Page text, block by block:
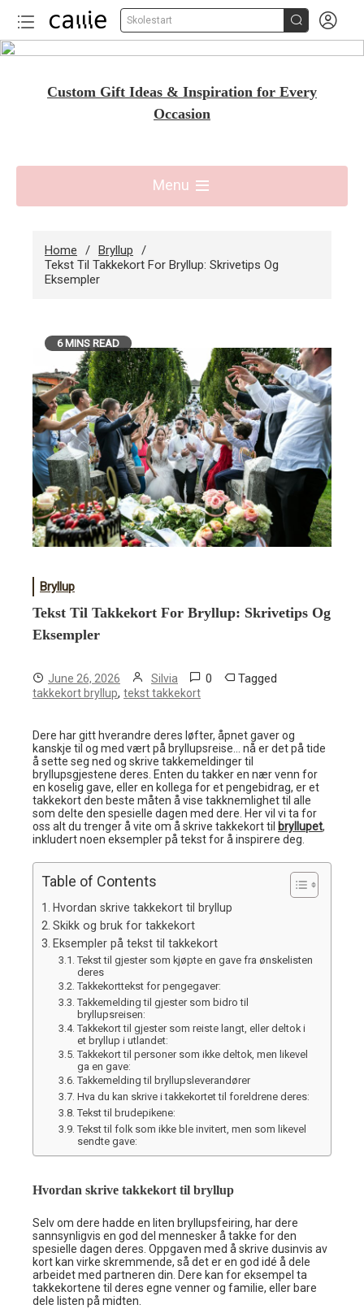
Skolestart  
contentCustom Gift Ideas & Inspiration for Every
Occasion
Menu
Home
Bryllup
Tekst Til Takkekort For Bryllup: Skrivetips Og
Eksempler
6 MINS READ
Bryllup
Tekst Til Takkekort For Bryllup: Skrivetips Og
Eksempler
June 26, 2026 Silvia 0 Tagged
takkekort bryllup, tekst takkekort
Dere har gitt hverandre deres løfter, åpnet gaver og
kanskje til og med vært på bryllupsreise… nå er det på tide
å sette seg ned og skrive takkemeldinger til
bryllupsgjestene deres. Enten du takker en nær venn for
en koselig gave, eller en kollega for et pengebidrag, er et
takkekort den beste måten å vise takknemlighet til alle
som delte den spesielle dagen med dere. Her vil vi ta for
oss alt du trenger å vite om å skrive takkekort til bryllupet,
inkludert noen eksempler på tekst for å inspirere deg.
Table of Contents
Hvordan skrive takkekort til bryllup
Skikk og bruk for takkekort
Eksempler på tekst til takkekort
Tekst til gjester som kjøpte en gave fra ønskelisten
deres
Takkekorttekst for pengegaver:
Takkemelding til gjester som bidro til
bryllupsreisen:
Takkekort til gjester som reiste langt, eller deltok i
et bryllup i utlandet:
Takkekort til personer som ikke deltok, men likevel
ga en gave:
Takkemelding til bryllupsleverandører
Hva du kan skrive i takkekortet til foreldrene deres:
Tekst til brudepikene:
Tekst til folk som ikke ble invitert, men som likevel
sendte gave:
Hvordan skrive takkekort til bryllup
Selv om dere hadde en liten bryllupsfeiring, har dere
sannsynligvis en god del mennesker å takke for den
spesielle dagen deres. Oppgaven med å skrive dusinvis av
kort kan virke skremmende, så det er en god idé å dele
arbeidet med partneren din. Dere kan for eksempel ta
takkekortene til deres egne venner og familie, eller bare
dele listen på midten.